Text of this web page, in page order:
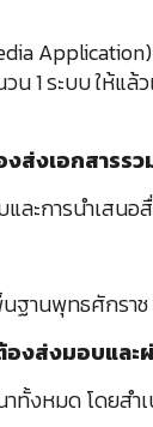
วน 1 ระบบ
งส่งเอกสาร
และการนำเ
านพุทธศักรา
งส่งมอบแล
งหมด โดยส